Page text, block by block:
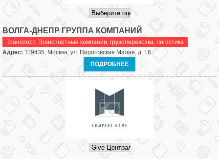
ВОЛГА-ДНЕПР ГРУППА КОМПАНИЙ
Транспорт, Транспортные компании, грузоперевозка, логистика
Адрес: 119435, Москва, ул. Пироговская Малая, д. 16
ПОДРОБНЕЕ